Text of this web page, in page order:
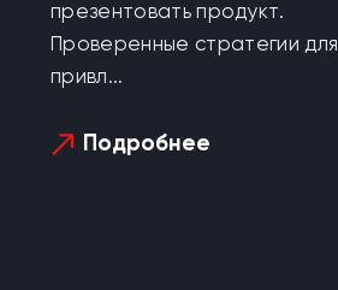
презентовать продукт.
Проверенные стратегии для
привл...
Подробнее